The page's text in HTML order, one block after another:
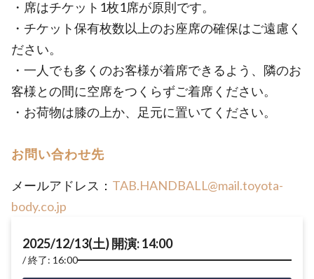
・席はチケット1枚1席が原則です。
・チケット保有枚数以上のお座席の確保はご遠慮く
ださい。
・一人でも多くのお客様が着席できるよう、隣のお
客様との間に空席をつくらずご着席ください。
・お荷物は膝の上か、足元に置いてください。
お問い合わせ先
メールアドレス： TAB.HANDBALL@mail.toyota-
body.co.jp
2025/12/13(土) 開演: 14:00
終了: 16:00